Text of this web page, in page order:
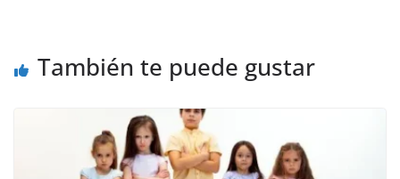
También te puede gustar